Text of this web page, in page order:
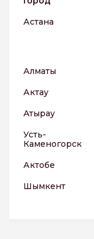
Астана
Алматы
Актау
Атырау
Усть-
Каменогорск
Актобе
Шымкент